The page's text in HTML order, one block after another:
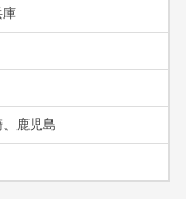
庫
鹿児島